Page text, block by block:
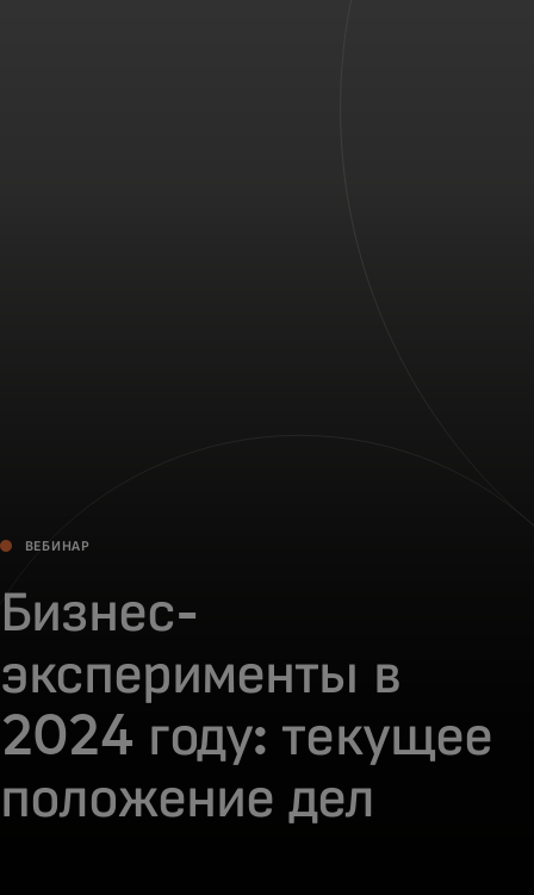
ВЕБИНАР
Бизнес-
эксперименты в
2024 году: текущее
положение дел